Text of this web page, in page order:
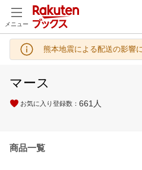
メニュー
熊本地震による配送の影響
マース
お気に入り登録数： 661 人
商品一覧